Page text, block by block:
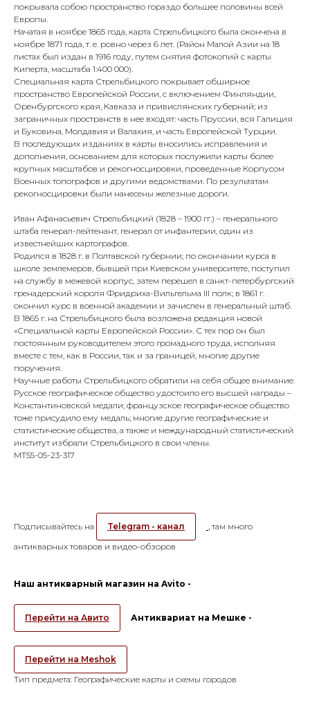
покрывала собою пространство гораздо большее половины всей
Европы.
Начатая в ноябре 1865 года, карта Стрельбицкого была окончена в
ноябре 1871 года, т. е. ровно через 6 лет. (Район Малой Азии на 18
листах был издан в 1916 году, путем снятия фотокопий с карты
Киперта, масштаба 1:400 000).
Специальная карта Стрельбицкого покрывает обширное
пространство Европейской России, с включением Финляндии,
Оренбургского края, Кавказа и привислянских губерний; из
заграничных пространств в нее входят: часть Пруссии, вся Галиция
и Буковина, Молдавия и Валахия, и часть Европейской Турции.
В последующих изданиях в карты вносились исправления и
дополнения, основанием для которых послужили карты более
крупных масштабов и рекогносцировки, проведенные Корпусом
Военных топографов и другими ведомствами. По результатам
рекогносцировки были нанесены железные дороги.
Иван Афанасьевич Стрельбицкий (1828 – 1900 гг.) – генерального
штаба генерал-лейтенант, генерал от инфантерии, один из
известнейших картографов.
Родился в 1828 г. в Полтавской губернии; по окончании курса в
школе землемеров, бывшей при Киевском университете, поступил
на службу в межевой корпус, затем перешел в санкт-петербургский
гренадерский короля Фридриха-Вильгельма III полк; в 1861 г.
окончил курс в военной академии и зачислен в генеральный штаб.
В 1865 г. на Стрельбицкого была возложена редакция новой
«Специальной карты Европейской России». С тех пор он был
постоянным руководителем этого громадного труда, исполняя
вместе с тем, как в России, так и за границей, многие другие
поручения.
Научные работы Стрельбицкого обратили на себя общее внимание.
Русское географическое общество удостоило его высшей награды –
Константиновской медали; французское географическое общество
тоже присудило ему медаль; многие другие географические и
статистические общества, а также и международный статистический
институт избрали Стрельбицкого в свои члены.
МТ55-05-23-317
Подписывайтесь на Telegram - канал
, там много
антикварных товаров и видео-обзоров
Наш антикварный магазин на Avito -
Перейти на Авито Антиквариат на Мешке -
Перейти на Meshok
Тип предмета: Географические карты и схемы городов